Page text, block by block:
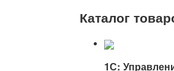
Каталог
1С: